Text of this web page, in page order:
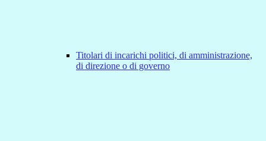
Titolari di incarichi politici, di amministrazione,
di direzione o di governo